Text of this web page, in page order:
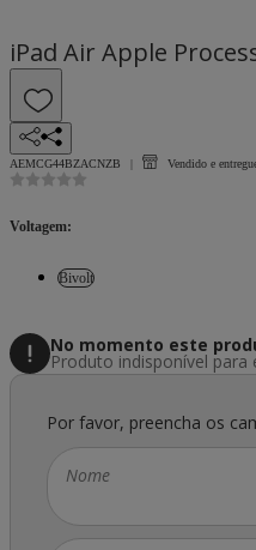
iPad Air Apple
AEMCG44BZACNZB Vendido e
Voltagem:
Bivolt
No momento este
Produto indisponível
Por favor, preencha os
Nome